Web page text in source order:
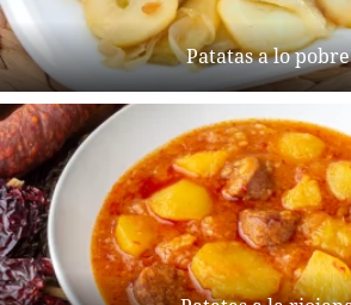
Patatas a lo pobre